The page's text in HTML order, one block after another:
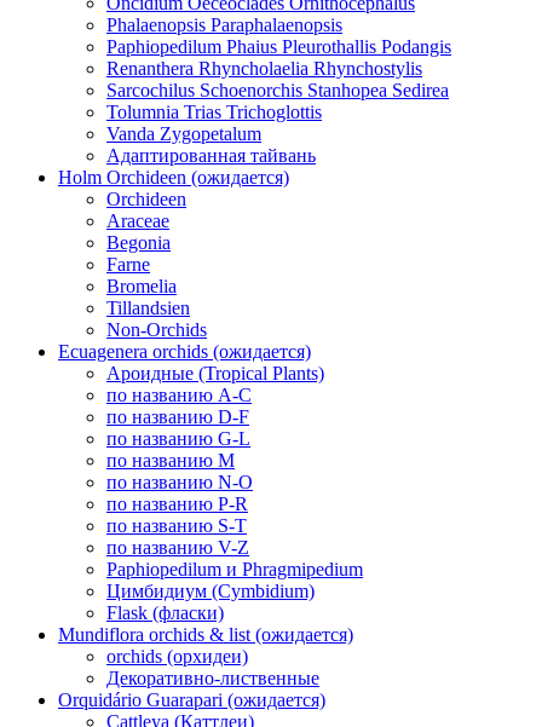
Phalaenopsis Paraphalaenopsis
Paphiopedilum Phaius Pleurothallis Podangis
Renanthera Rhyncholaelia Rhynchostylis
Sarcochilus Schoenorchis Stanhopea Sedirea
Tolumnia Trias Trichoglottis
Vanda Zygopetalum
Адаптированная тайвань
Holm Orchideen (ожидается)
Orchideen
Araceae
Begonia
Farne
Bromelia
Tillandsien
Non-Orchids
Ecuagenera orchids (ожидается)
Ароидные (Tropical Plants)
по названию A-C
по названию D-F
по названию G-L
по названию M
по названию N-O
по названию P-R
по названию S-T
по названию V-Z
Paphiopedilum и Phragmipedium
Цимбидиум (Cymbidium)
Flask (фласки)
Mundiflora orchids & list (ожидается)
orchids (орхидеи)
Декоративно-лиственные
Orquidário Guarapari (ожидается)
Cattleya (Каттлеи)